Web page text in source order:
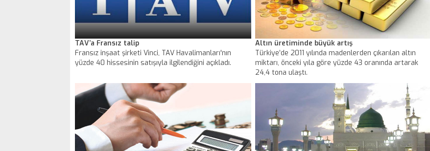
TAV’a Fransız talip
Fransız inşaat şirketi Vinci, TAV Havalimanları'nın
yüzde 40 hissesinin satışıyla ilgilendiğini açıkladı.
Altın üretiminde büyük artış
Türkiye’de 2011 yılında madenlerden çıkarılan altın
miktarı, önceki yıla göre yüzde 43 oranında artarak
24,4 tona ulaştı.